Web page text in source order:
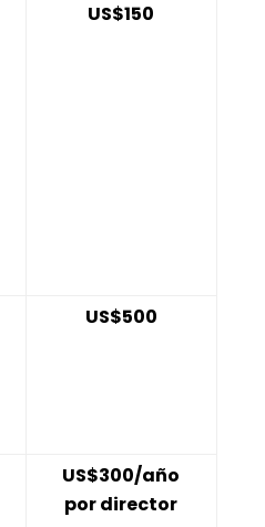
US$150
US$500
US$300/año
por director